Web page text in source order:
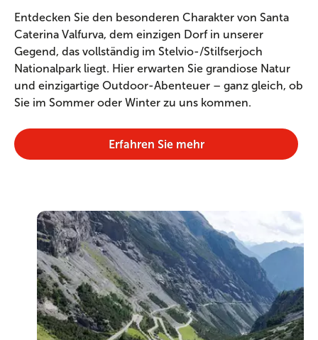
Entdecken Sie den besonderen Charakter von Santa
Caterina Valfurva, dem einzigen Dorf in unserer
Gegend, das vollständig im Stelvio-/Stilfserjoch
Nationalpark liegt. Hier erwarten Sie grandiose Natur
und einzigartige Outdoor-Abenteuer – ganz gleich, ob
Sie im Sommer oder Winter zu uns kommen.
Erfahren Sie mehr